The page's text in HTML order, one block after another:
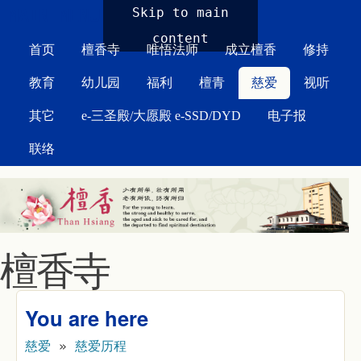
Skip to main
content
首页 檀香寺 唯悟法师 成立檀香 修持
教育 幼儿园 福利 檀青 慈爱 视听
其它 e-三圣殿/大愿殿 e-SSD/DYD 电子报
联络
檀香寺
You are here
慈爱 » 慈爱历程